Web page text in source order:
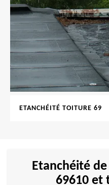
ETANCHÉITÉ TOITURE 69
Etanchéité
69610 et